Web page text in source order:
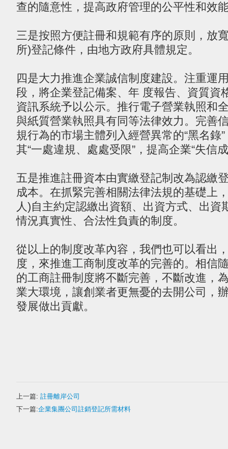
查的隨意性，提高政府管理的公平性和效
三是按照方便註冊和規範有序的原則，放
所)登記條件，由地方政府具體規定。
四是大力推進企業誠信制度建設。注重運
段，將企業登記備案、年 度報告、資質資
資訊系統予以公示。推行電子營業執照和
與紙質營業執照具有同等法律效力。完善
規行為的市場主體列入經營異常的“黑名錄
其“一處違規、處處受限”，提高企業“失信
五是推進註冊資本由實繳登記制改為認繳
成本。在抓緊完善相關法律法規的基礎上
人)自主約定認繳出資額、出資方式、出資
情況真實性、合法性負責的制度。
從以上的制度改革內容，我們也可以看出
度，來推進工商制度改革的完善的。相信
的工商註冊制度將不斷完善，不斷改進，
業大環境，讓創業者更無憂的去開公司，
發展做出貢獻。
上一篇: 註冊離岸公司
下一篇:企業集團公司註銷登記所需材料